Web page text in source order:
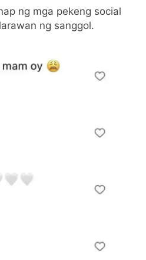
ng mga pekeng social
ng sanggol.